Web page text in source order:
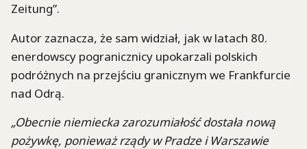
Zeitung”.
Autor zaznacza, że sam widział, jak w latach 80.
enerdowscy pogranicznicy upokarzali polskich
podróżnych na przejściu granicznym we Frankfurcie
nad Odrą.
„Obecnie niemiecka zarozumiałość dostała nową
pożywkę, ponieważ rządy w Pradze i Warszawie